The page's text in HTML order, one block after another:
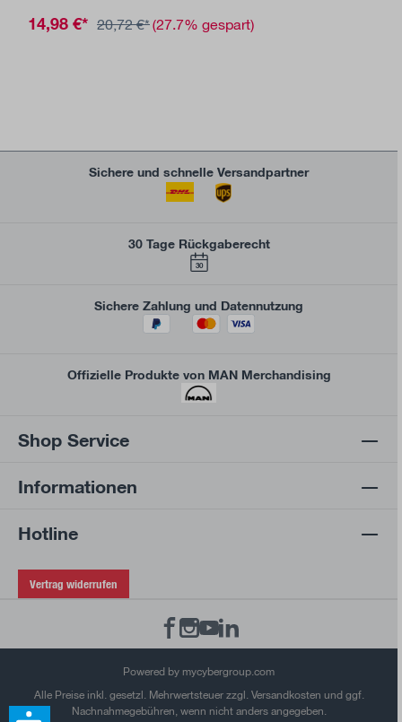
14,98 €* 20,72 €*(27.7% gespart)
Sichere und schnelle Versandpartner
30 Tage Rückgaberecht
30
Sichere Zahlung und Datennutzung
Offizielle Produkte von MAN Merchandising
Hotline
Vertrag widerrufen
Shop Service
Informationen
Powered by mycybergroup.com
Alle Preise inkl. gesetzl. Mehrwertsteuer zzgl. Versandkosten und ggf.
Nachnahmegebühren, wenn nicht anders angegeben.